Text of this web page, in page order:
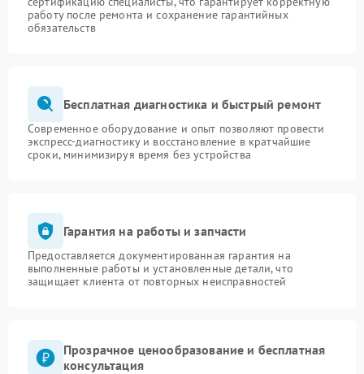
работу после ремонта и сохранение гарантийных
обязательств
Бесплатная диагностика и быстрый ремонт
Современное оборудование и опыт позволяют провести
экспресс-диагностику и восстановление в кратчайшие
сроки, минимизируя время без устройства
Гарантия на работы и запчасти
Предоставляется документированная гарантия на
выполненные работы и установленные детали, что
защищает клиента от повторных неисправностей
Прозрачное ценообразование и бесплатная
консультация